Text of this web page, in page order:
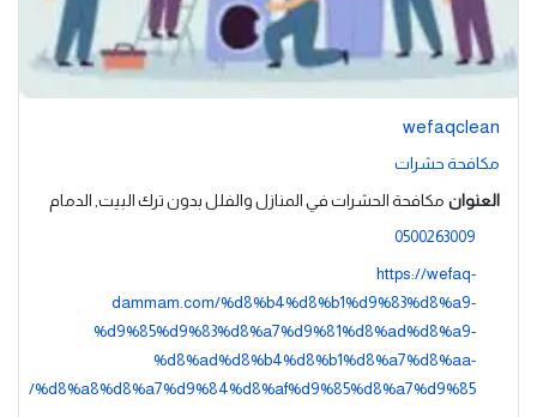
wefaqclean
مكافحة حشرات
العنوان مكافحة الحشرات في المنازل والفلل بدون ترك البيت, الدمام
0500263009
https://wefaq-
dammam.com/%d8%b4%d8%b1%d9%83%d8%a9-
%d9%85%d9%83%d8%a7%d9%81%d8%ad%d8%a9-
%d8%ad%d8%b4%d8%b1%d8%a7%d8%aa-
%d8%a8%d8%a7%d9%84%d8%af%d9%85%d8%a7%d9%85/